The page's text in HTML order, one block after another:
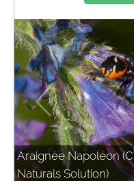
Araignée Napoléon
Naturals Solution)